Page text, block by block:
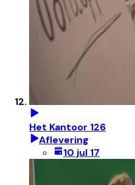
Het Kantoor 126
Aflevering
10 jul 17